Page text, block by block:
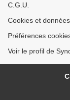
C.G.U.
Cookies et
Préférences
Voir le profil de